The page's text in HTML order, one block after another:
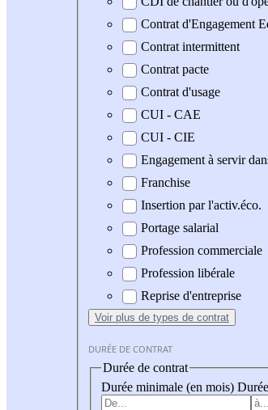
Contrat d'Engagement
Contrat intermittent
Contrat pacte
Contrat d'usage
CUI - CAE
CUI - CIE
Engagement à servir
Franchise
Insertion par l'activ.éco.
Portage salarial
Profession commerciale
Profession libérale
Reprise d'entreprise
Voir plus de types de contrat
DURÉE DE CONTRAT
Durée de contrat
Durée minimale (en mois)